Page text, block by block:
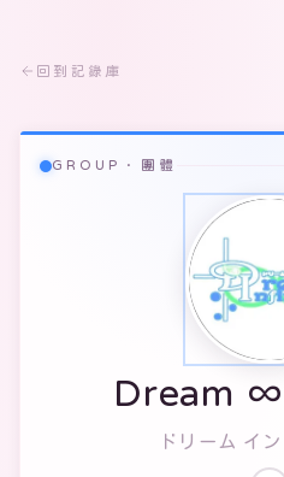
回到記錄庫
GROUP · 團體
Dream
ドリーム イ